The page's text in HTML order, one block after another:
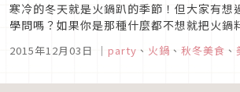
寒冷的冬天就是火鍋趴的季節！但大家有想
學問嗎？如果你是那種什麼都不想就把火鍋
本篇重點可要好好學起來了！其實用點小
得美美的！今天就帶大家來看能夠提升女子
2015年12月03日 ｜ party 、 火鍋 、 秋冬美食 、